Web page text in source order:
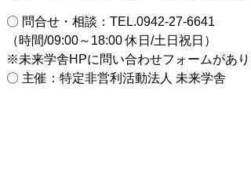
〇 問合せ・相談：TEL.0942-27-6641
（時間/09:00～18:00 休日/土日祝日）
※未来学舎HPに問い合わせフォームがあり
〇 主催：特定非営利活動法人 未来学舎